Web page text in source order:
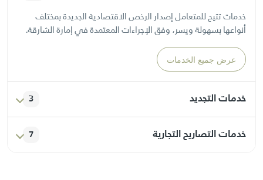
خدمات تتيح للمتعامل إصدار الرخص الاقتصادية الجديدة بمختلف
أنواعها بسهولة ويسر، وفق الإجراءات المعتمدة في إمارة الشارقة.
عرض جميع الخدمات
خدمات التجديد
3
على الانتهاء، بما يضمن استمرارية النشاط التجاري دون انقطاع.
خدمات التصاريح التجارية
7